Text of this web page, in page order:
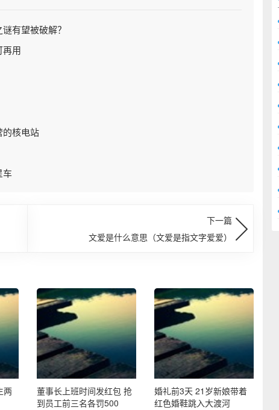
有望被破解？
再用
的核电站
车
下一篇
文爱是什么意思（文爱是指文字爱爱）
两
董事长上班时间发红包 抢
到员工前三名各罚500
婚礼前3天 21岁新娘带着
红色婚鞋跳入大渡河